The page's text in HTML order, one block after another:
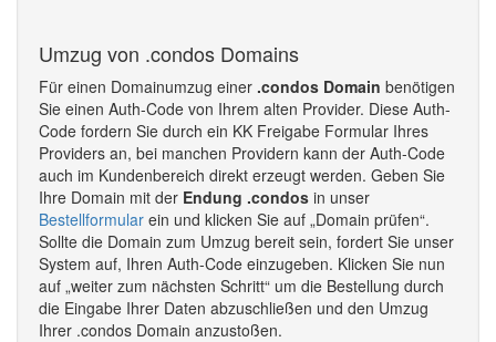
Umzug von .condos Domains
Für einen Domainumzug einer .condos Domain benötigen
Sie einen Auth-Code von Ihrem alten Provider. Diese Auth-
Code fordern Sie durch ein KK Freigabe Formular Ihres
Providers an, bei manchen Providern kann der Auth-Code
auch im Kundenbereich direkt erzeugt werden. Geben Sie
Ihre Domain mit der Endung .condos in unser
Bestellformular ein und klicken Sie auf „Domain prüfen“.
Sollte die Domain zum Umzug bereit sein, fordert Sie unser
System auf, Ihren Auth-Code einzugeben. Klicken Sie nun
auf „weiter zum nächsten Schritt“ um die Bestellung durch
die Eingabe Ihrer Daten abzuschließen und den Umzug
Ihrer .condos Domain anzustoßen.